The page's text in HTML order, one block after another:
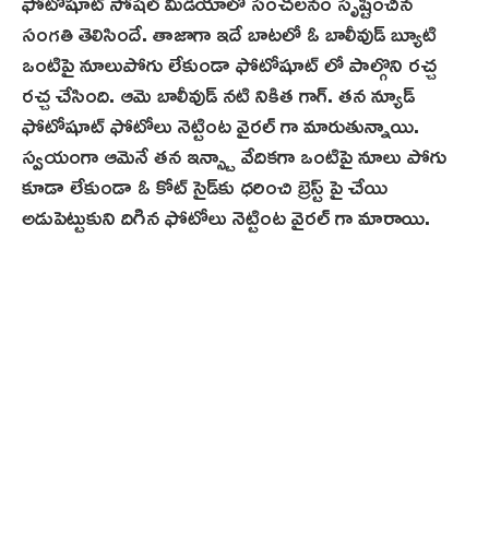
సంగతి తెలిసిందే. తాజాగా ఇదే బాటలో ఓ బాలీవుడ్ బ్యూటి
ఒంటిపై నూలుపోగు లేకుండా ఫోటోషూట్ లో పాల్గొని రచ్చ
రచ్చ చేసింది. ఆమె బాలీవుడ్ నటి నికిత గాగ్‌. త‌న న్యూడ్
ఫోటోషూట్ ఫోటోలు నెట్టింట వైరల్ గా మారుతున్నాయి.
స్వయంగా ఆమెనే తన ఇన్స్టా వేదికగా ఒంటిపై నూలు పోగు
కూడా లేకుండా ఓ కోట్ సైడ్‌కు ధరించి బ్రెస్ట్ పై చేయి
అడుపెట్టుకుని దిగిన ఫోటోలు నెట్టింట వైరల్ గా మారాయి.